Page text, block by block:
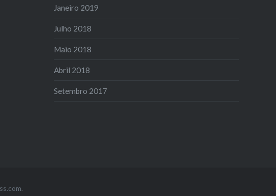
Janeiro 2019
Julho 2018
Maio 2018
Abril 2018
Setembro 2017
.